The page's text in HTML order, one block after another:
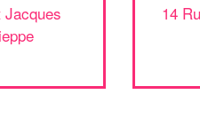
Jacques
14